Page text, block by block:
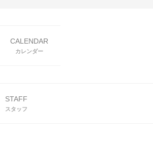
CALENDAR
カレンダー
STAFF
スタッフ